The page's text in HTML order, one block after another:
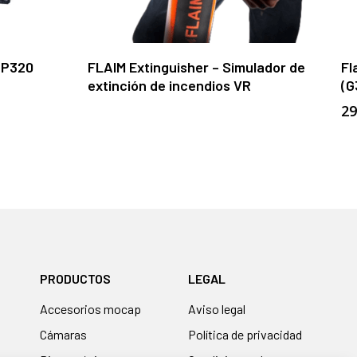
FLAIM Extinguisher – Simulador de
extinción de incendios VR
PRODUCTOS
accesorios mocap
cámaras
LEGAL
Aviso legal
Política de privacidad